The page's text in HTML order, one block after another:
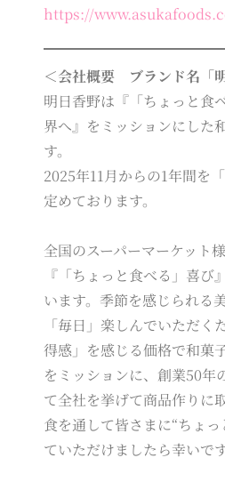
https://
＜会社概要 ブランド名「
明日香野は『「ちょっと食
界へ』をミッションにした
す。
2025年11月からの1年間を
定めております。
全国のスーパーマーケット
『「ちょっと食べる」喜び
います。季節を感じられる
「毎日」楽しんでいただく
得感」を感じる価格で和菓
をミッションに、創業50年
て全社を挙げて商品作りに
食を通して皆さまに“ちょ
ていただけましたら幸いです